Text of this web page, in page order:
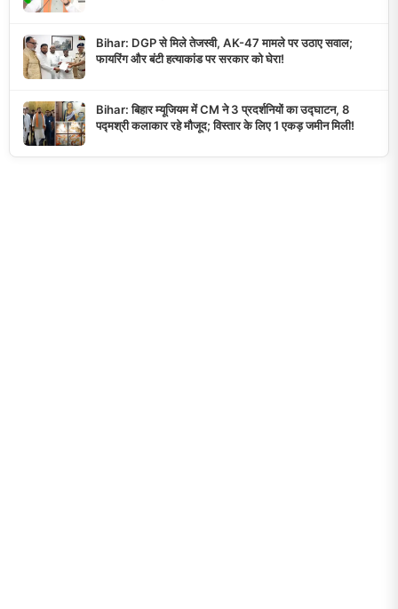
Bihar: DGP से मिले तेजस्वी, AK-47 मामले पर उठाए सवाल;
फायरिंग और बंटी हत्याकांड पर सरकार को घेरा!
Bihar: बिहार म्यूजियम में CM ने 3 प्रदर्शनियों का उद्घाटन, 8
पद्मश्री कलाकार रहे मौजूद; विस्तार के लिए 1 एकड़ जमीन मिली!